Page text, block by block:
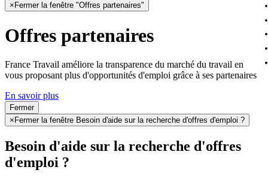
× Fermer la fenêtre "Offres partenaires"
Offres partenaires
France Travail améliore la transparence du marché du travail en
vous proposant plus d'opportunités d'emploi grâce à ses partenaires
En savoir plus
Fermer
× Fermer la fenêtre Besoin d'aide sur la recherche d'offres d'emploi ?
Besoin d'aide sur la recherche d'offres
d'emploi ?